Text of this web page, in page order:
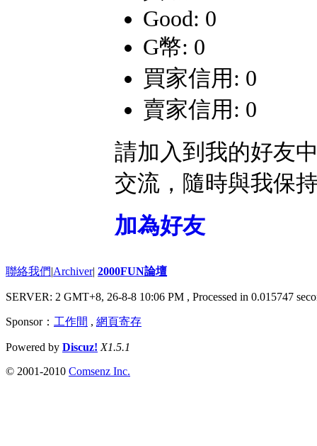
Good: 0
G幣: 0
買家信用: 0
賣家信用: 0
請加入到我的好友
交流，隨時與我保
加為好友
聯絡我們|Archiver| 2000FUN論壇
SERVER: 2 GMT+8, 26-8-8 10:06 PM , Processed in 0.015747
Sponsor： 工作間 , 網頁寄存
Powered by Discuz! X1.5.1
© 2001-2010 Comsenz Inc.